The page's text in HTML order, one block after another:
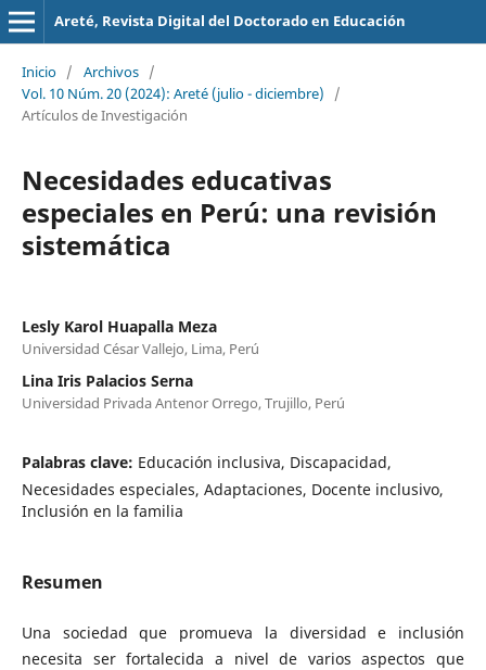
Areté, Revista Digital del Doctorado en Educación
Inicio / Archivos /
Vol. 10 Núm. 20 (2024): Areté (julio - diciembre)
/
Artículos de Investigación
Necesidades educativas
especiales en Perú: una revisión
sistemática
Lesly Karol Huapalla Meza
Universidad César Vallejo, Lima, Perú
Lina Iris Palacios Serna
Universidad Privada Antenor Orrego, Trujillo, Perú
Palabras clave: Educación inclusiva, Discapacidad,
Necesidades especiales, Adaptaciones, Docente inclusivo,
Inclusión en la familia
Resumen
Una sociedad que promueva la diversidad e inclusión
necesita ser fortalecida a nivel de varios aspectos que